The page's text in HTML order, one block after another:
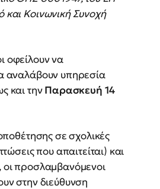
Κοινωνική Συνοχή
οφείλουν να
αναλάβουν υπηρεσία
και τηνΠαρασκευή 14
σε σχολικές
που απαιτείται) και
προσλαμβανόμενοι
στην διεύθυνση